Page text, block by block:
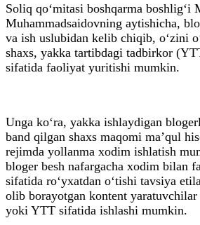
Soliq qo‘mitasi boshqarma boshlig‘i
Muhammadsaidovning aytishicha,
va ish uslubidan kelib chiqib, o‘zini
shaxs, yakka tartibdagi tadbirkor
sifatida faoliyat yuritishi mumkin.
Unga ko‘ra, yakka ishlaydigan
band qilgan shaxs maqomi ma’qul
rejimda yollanma xodim ishlatish
bloger besh nafargacha xodim bilan
sifatida ro‘yxatdan o‘tishi tavsiya
olib borayotgan kontent
yoki YTT sifatida ishlashi mumkin.